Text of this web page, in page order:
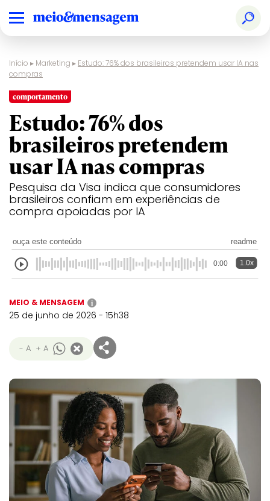
Início ▸ Marketing ▸ Estudo: 76% dos brasileiros pretendem usar IA nas
compras
comportamento
Estudo: 76% dos
brasileiros pretendem
usar IA nas compras
Pesquisa da Visa indica que consumidores
brasileiros confiam em experiências de
compra apoiadas por IA
ouça este conteúdo readme
0:00 1.0x
MEIO & MENSAGEM i
25 de junho de 2026 - 15h38
- A + A